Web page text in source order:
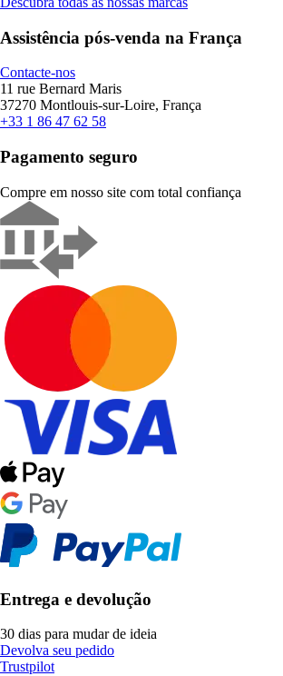
Assistência pós-venda na França
Contacte-nos
11 rue Bernard Maris
37270 Montlouis-sur-Loire, França
+33 1 86 47 62 58
Pagamento seguro
Compre em nosso site com total confiança
Entrega e devolução
30 dias para mudar de ideia
Devolva seu pedido
Trustpilot